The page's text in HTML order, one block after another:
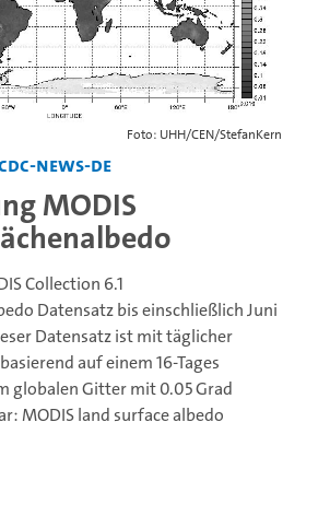
Foto: UHH/CEN/StefanKern
news-de
MODIS
Collection 6.1
Datensatz bis einschließlich Juni
Datensatz ist mit täglicher
auf einem 16-Tages
globalen Gitter mit 0.05 Grad
MODIS land surface albedo